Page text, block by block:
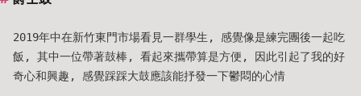
2019年中在新竹東門市場看見一群學生, 感覺像是練完團後一起吃
飯, 其中一位帶著鼓棒, 看起來攜帶算是方便, 因此引起了我的好
奇心和興趣, 感覺踩踩大鼓應該能抒發一下鬱悶的心情